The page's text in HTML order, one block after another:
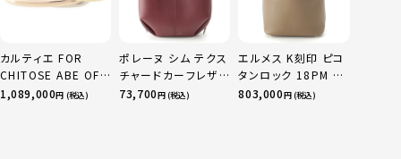
カルティエ FOR
CHITOSE ABE OF
sacai サカイ 750
1,089,000円 (税込)
ポレーヌ シム テクス
チャードカーフレザ
ー トートバッグ ダー
73,700円 (税込)
エルメス K刻印 ピコ
タンロック 18PM ト
リヨン ハンドバッグ
803,000円 (税込)